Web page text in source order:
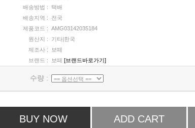
배송방법 :
택배
배송지역 :
전국
제품코드 : AMG03142035184
원산지 :
기타|한국
제조사 :
보떼
브랜드 :
보떼 [브랜드바로가기]
수량 :
BUY NOW ADD CART